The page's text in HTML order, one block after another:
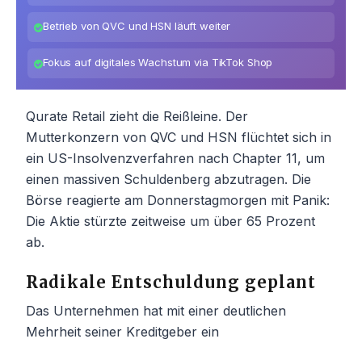
Betrieb von QVC und HSN läuft weiter
Fokus auf digitales Wachstum via TikTok Shop
Qurate Retail zieht die Reißleine. Der
Mutterkonzern von QVC und HSN flüchtet sich in
ein US-Insolvenzverfahren nach Chapter 11, um
einen massiven Schuldenberg abzutragen. Die
Börse reagierte am Donnerstagmorgen mit Panik:
Die Aktie stürzte zeitweise um über 65 Prozent
ab.
Radikale Entschuldung geplant
Das Unternehmen hat mit einer deutlichen
Mehrheit seiner Kreditgeber ein